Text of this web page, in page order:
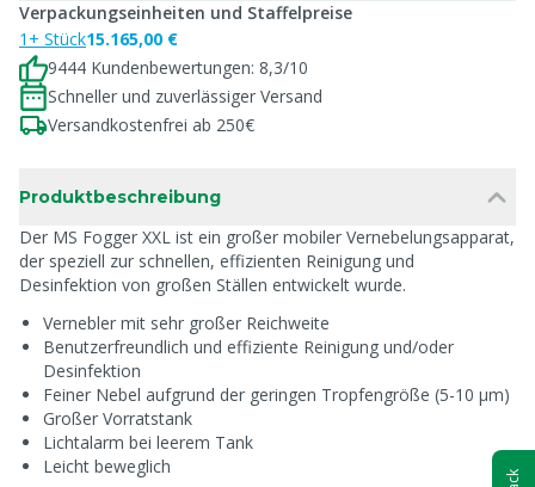
Verpackungseinheiten und Staffelpreise
1+ Stück15.165,00 €
9444 Kundenbewertungen: 8,3/10
Schneller und zuverlässiger Versand
Versandkostenfrei ab 250€
Produktbeschreibung
Der MS Fogger XXL ist ein großer mobiler Vernebelungsapparat,
der speziell zur schnellen, effizienten Reinigung und
Desinfektion von großen Ställen entwickelt wurde.
Vernebler mit sehr großer Reichweite
Benutzerfreundlich und effiziente Reinigung und/oder
Desinfektion
Feiner Nebel aufgrund der geringen Tropfengröße (5-10 µm)
Großer Vorratstank
Lichtalarm bei leerem Tank
Leicht beweglich